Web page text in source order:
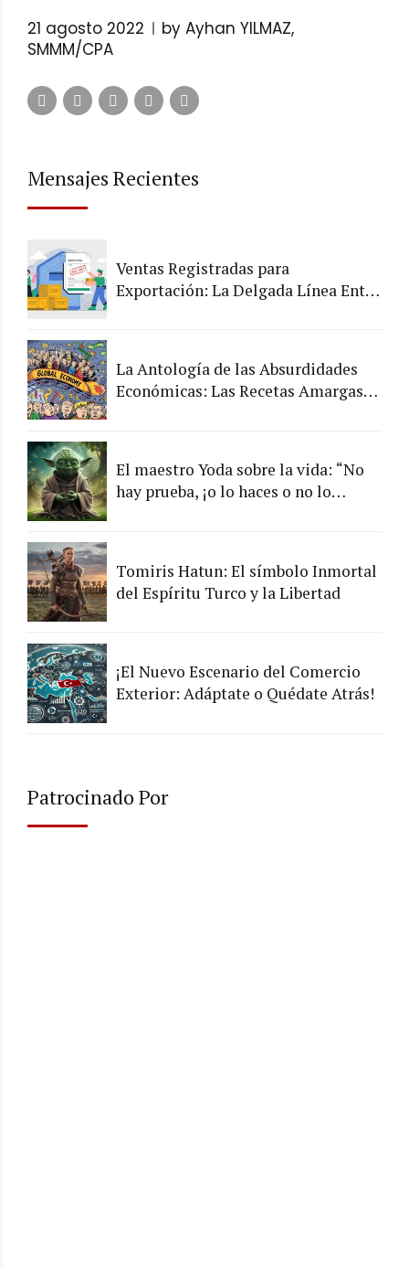
21 agosto 2022
by Ayhan YILMAZ,
SMMM/CPA
Mensajes Recientes
Ventas Registradas para
Exportación: La Delgada Línea Entre
La Antología de las Absurdidades
Económicas: Las Recetas Amargas
El maestro Yoda sobre la vida: “No
hay prueba, ¡o lo haces o no lo
Tomiris Hatun: El símbolo Inmortal
del Espíritu Turco y la Libertad
¡El Nuevo Escenario del Comercio
Exterior: Adáptate o Quédate Atrás!
Patrocinado Por